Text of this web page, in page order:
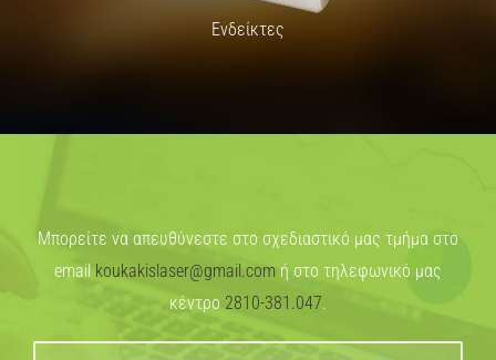
Ενδείκτες
Μπορείτε να απευθύνεστε στο σχεδιαστικό μας τμήμα στο
email koukakislaser@gmail.com ή στο τηλεφωνικό μας
κέντρο 2810-381.047.